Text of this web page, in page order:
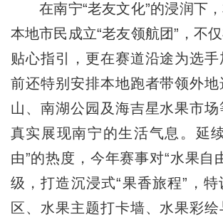
在南宁“老友文化”的浸润下，
本地市民成立“老友领航团”，不
贴心指引，更在赛道沿途为选
前还特别安排本地跑者带领外
山、南湖公园及海吉星水果市场
真实展现南宁的生活气息。延
由”的热度，今年赛事对“水果自
级，打造沉浸式“果香旅程”，
区、水果主题打卡墙、水果彩绘